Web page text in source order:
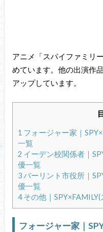
アニメ「スパイファミリ
めています。他の出演作
アップしています。
1 フォージャー家｜
一覧
2 イーデン校関係者｜
優一覧
3バーリント市役所｜
優一覧
4その他｜
フォージャー家｜